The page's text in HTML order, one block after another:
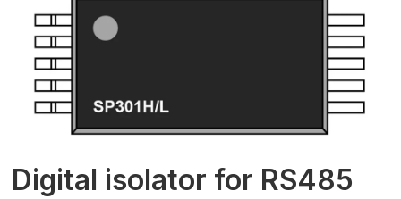
Digital isolator for RS485